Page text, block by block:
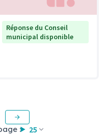
Réponse du Conseil
municipal disponible
: 25